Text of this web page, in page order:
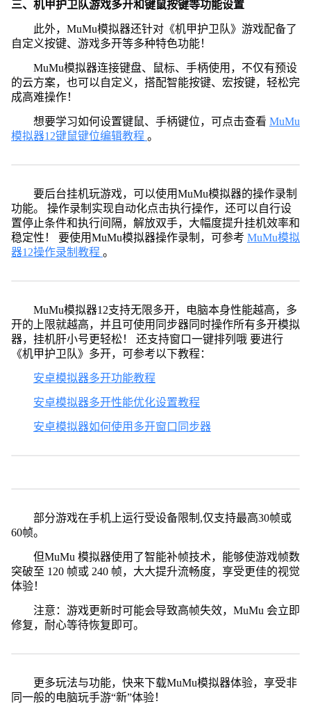
三、机甲护卫队游戏多开和键鼠按键等功能设置
此外，MuMu模拟器还针对《机甲护卫队》游戏配备了
自定义按键、游戏多开等多种特色功能！
MuMu模拟器连接键盘、鼠标、手柄使用，不仅有预设
的云方案，也可以自定义，搭配智能按键、宏按键，轻松完
成高难操作！
想要学习如何设置键鼠、手柄键位，可点击查看 MuMu
模拟器12键鼠键位编辑教程 。
要后台挂机玩游戏，可以使用MuMu模拟器的操作录制
功能。 操作录制实现自动化点击执行操作，还可以自行设
置停止条件和执行间隔，解放双手，大幅度提升挂机效率和
稳定性！ 要使用MuMu模拟器操作录制，可参考 MuMu模拟
器12操作录制教程 。
MuMu模拟器12支持无限多开，电脑本身性能越高，多
开的上限就越高，并且可使用同步器同时操作所有多开模拟
器，挂机肝小号更轻松！ 还支持窗口一键排列哦 要进行
《机甲护卫队》多开，可参考以下教程：
安卓模拟器多开功能教程
安卓模拟器多开性能优化设置教程
安卓模拟器如何使用多开窗口同步器
部分游戏在手机上运行受设备限制,仅支持最高30帧或
60帧。
但MuMu 模拟器使用了智能补帧技术，能够使游戏帧数
突破至 120 帧或 240 帧，大大提升流畅度，享受更佳的视觉
体验！
注意：游戏更新时可能会导致高帧失效，MuMu 会立即
修复，耐心等待恢复即可。
更多玩法与功能，快来下载MuMu模拟器体验，享受非
同一般的电脑玩手游“新”体验！